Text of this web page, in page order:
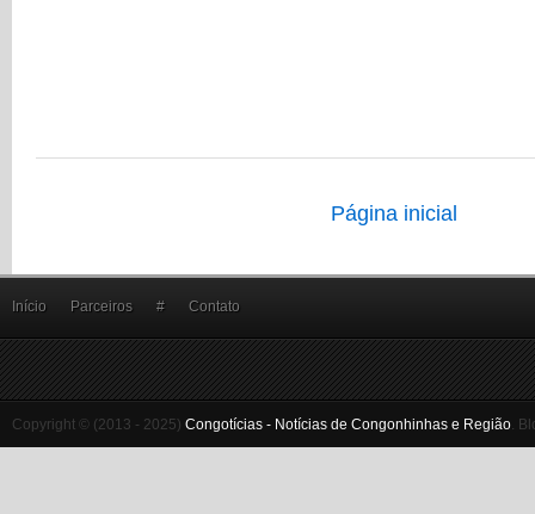
Página inicial
Início Parceiros # Contato
Copyright © (2013 - 2025) Congotícias - Notícias de Congonhinhas e Região.